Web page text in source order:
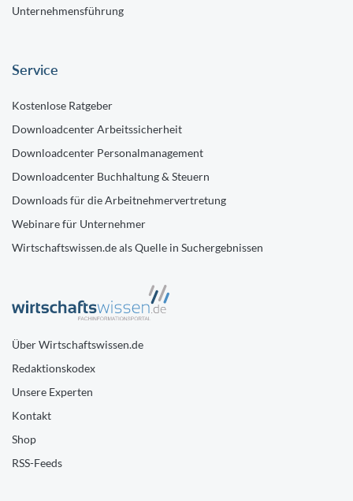
Unternehmensführung
Service
Kostenlose Ratgeber
Downloadcenter Arbeitssicherheit
Downloadcenter Personalmanagement
Downloadcenter Buchhaltung & Steuern
Downloads für die Arbeitnehmervertretung
Webinare für Unternehmer
Wirtschaftswissen.de als Quelle in Suchergebnissen
Über Wirtschaftswissen.de
Redaktionskodex
Unsere Experten
Kontakt
Shop
RSS-Feeds